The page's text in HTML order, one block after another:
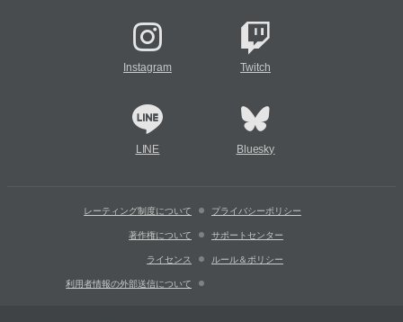
Instagram Twitch
LINE Bluesky
レーティング制度について プライバシーポリシー
著作権について サポートセンター
ライセンス ルール＆ポリシー
利用者情報の外部送信について